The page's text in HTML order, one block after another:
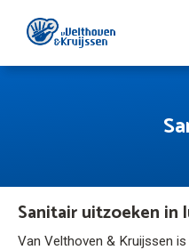
Sanitair uitzoeken in
Van Velthoven & Kruijssen